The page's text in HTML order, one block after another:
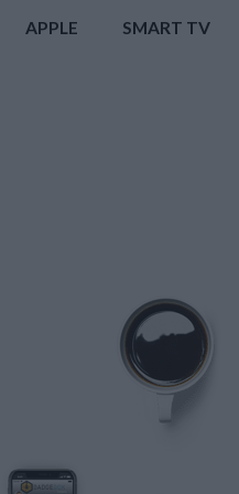
APPLE SMART TV